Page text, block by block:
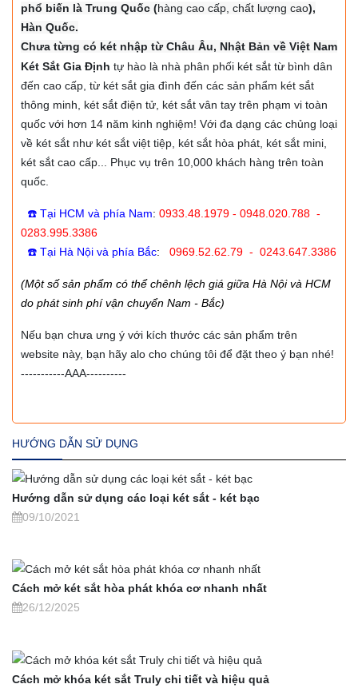
phổ biến là Trung Quốc (hàng cao cấp, chất lượng cao),
Hàn Quốc.
Chưa từng có két nhập từ Châu Âu, Nhật Bản về Việt Nam
Két Sắt Gia Định tự hào là nhà phân phối két sắt từ bình dân
đến cao cấp, từ két sắt gia đình đến các sản phẩm két sắt
thông minh, két sắt điện tử, két sắt vân tay trên phạm vi toàn
quốc với hơn 14 năm kinh nghiệm! Với đa dạng các chủng loại
về két sắt như két sắt việt tiệp, két sắt hòa phát, két sắt mini,
két sắt cao cấp... Phục vụ trên 10,000 khách hàng trên toàn
quốc.
☎️ Tại HCM và phía Nam: 0933.48.1979 - 0948.020.788 -
0283.995.3386
☎️ Tại Hà Nội và phía Bắc: 0969.52.62.79 - 0243.647.3386
(Một số sản phẩm có thể chênh lệch giá giữa Hà Nội và HCM
do phát sinh phí vận chuyển Nam - Bắc)
Nếu bạn chưa ưng ý với kích thước các sản phẩm trên
website này, bạn hãy alo cho chúng tôi để đặt theo ý bạn nhé!
-----------AAA----------
HƯỚNG DẪN SỬ DỤNG
Hướng dẫn sử dụng các loại két sắt - két bạc
09/10/2021
Cách mở két sắt hòa phát khóa cơ nhanh nhất
26/12/2025
Cách mở khóa két sắt Truly chi tiết và hiệu quả